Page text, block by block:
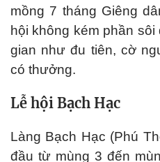
mồng 7 tháng Giêng
hội không kém phần
gian như đu tiên, cờ
có thưởng.
Lễ hội Bạch Hạc
Làng Bạch Hạc (Phú
đầu từ mùng 3 đến